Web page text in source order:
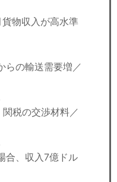
物収入が高水準
らの輸送需要増／
税の交渉材料／
合、収入7億ドル